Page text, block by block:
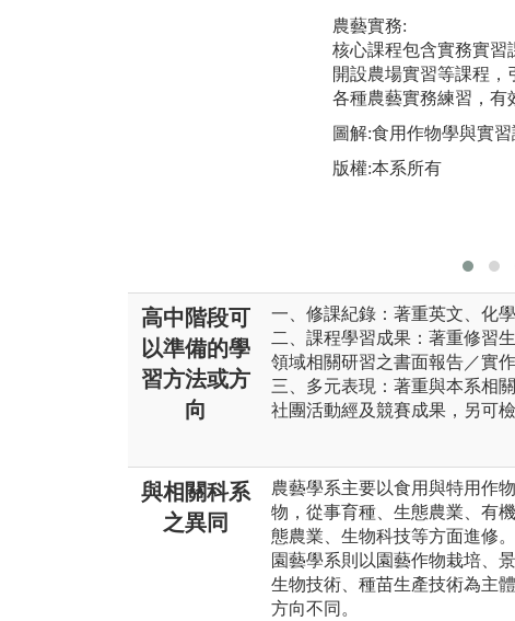
農藝實務:
核心課程包含實務實習
開設農場實習等課程
各種農藝實務練習，有
圖解:食用作物學與實習
版權:本系所有
高中階段可
以準備的學
習方法或方
向
一、修課紀錄：著重英文、化
二、課程學習成果：著重修習
領域相關研習之書面報告／實作
三、多元表現：著重與本系相
社團活動經及競賽成果，另可
與相關科系
之異同
農藝學系主要以食用與特用作
物，從事育種、生態農業、有
態農業、生物科技等方面進修。
園藝學系則以園藝作物栽培、
生物技術、種苗生產技術為主
方向不同。